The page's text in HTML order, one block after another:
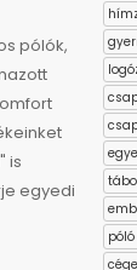
pólók,
is
egyedi